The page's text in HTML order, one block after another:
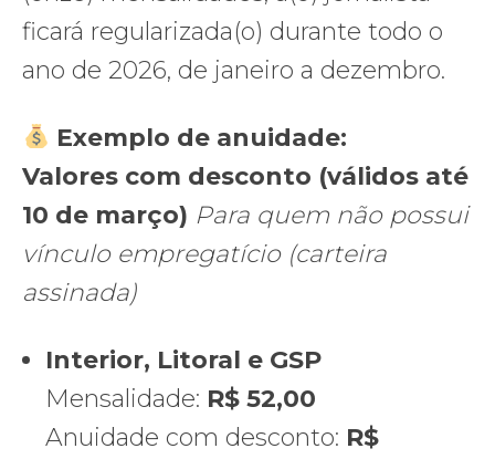
ficará regularizada(o) durante todo o
ano de 2026, de janeiro a dezembro.
Exemplo de anuidade:
Valores com desconto (válidos até
10 de março) Para quem não possui
vínculo empregatício (carteira
assinada)
Interior, Litoral e GSP
Mensalidade: R$ 52,00
Anuidade com desconto: R$